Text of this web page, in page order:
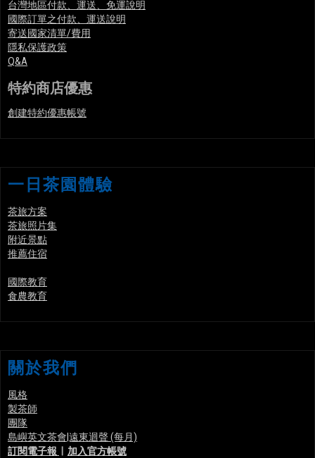
台灣地區付款、運送、免運說明
國際訂單之付款、運送說明
寄送國家清單/費用
隱私保護政策
Q&A
特約商店優惠
創建特約優惠帳號
一日茶園體驗
茶旅方案
茶旅照片集
附近景點
推薦住宿
國際教育
食農教育
關於我們
風格
製茶師
團隊
島嶼英文茶會|遠東迴聲 (每月)
訂閱電子報
加入官方帳號